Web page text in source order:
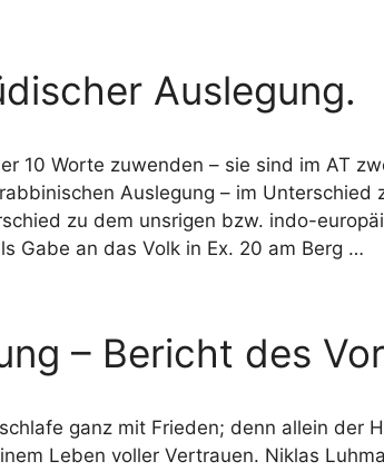
Auslegung.
10 Worte zuwenden – sie sind im AT
Auslegung – im
zu dem unsrigen bzw. indo-
Gabe an das Volk in Ex. 20 am Berg …
– Bericht des
ganz mit Frieden; denn allein der
Leben voller Vertrauen. Niklas